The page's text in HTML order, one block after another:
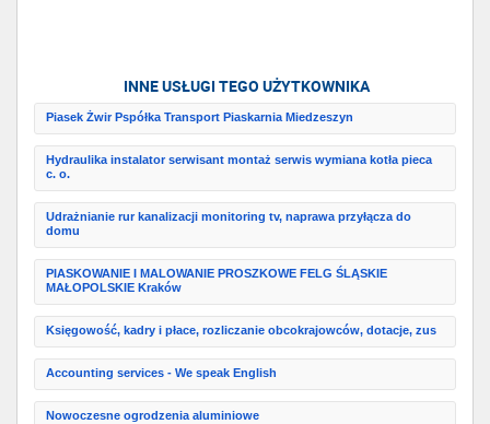
INNE USŁUGI TEGO UŻYTKOWNIKA
Piasek Żwir Pspółka Transport Piaskarnia Miedzeszyn
Hydraulika instalator serwisant montaż serwis wymiana kotła pieca
c. o.
Udrażnianie rur kanalizacji monitoring tv, naprawa przyłącza do
domu
PIASKOWANIE I MALOWANIE PROSZKOWE FELG ŚLĄSKIE
MAŁOPOLSKIE Kraków
Księgowość, kadry i płace, rozliczanie obcokrajowców, dotacje, zus
Accounting services - We speak English
Nowoczesne ogrodzenia aluminiowe